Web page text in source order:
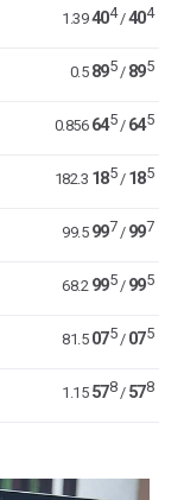
1.39 404/404
0.5 895/ 895
0.856 645/ 645
182.3 185/ 185
99.5 997 / 997
68.2 995/ 995
81.5 075/ 075
1.15 578/ 578